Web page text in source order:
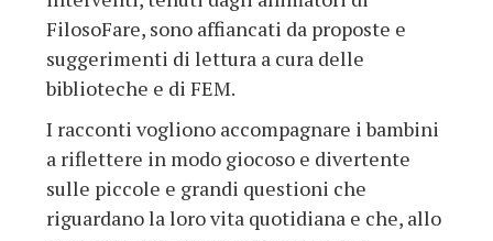
FilosoFare, sono affiancati da proposte e
suggerimenti di lettura a cura delle
biblioteche e di FEM.
I racconti vogliono accompagnare i bambini
a riflettere in modo giocoso e divertente
sulle piccole e grandi questioni che
riguardano la loro vita quotidiana e che, allo